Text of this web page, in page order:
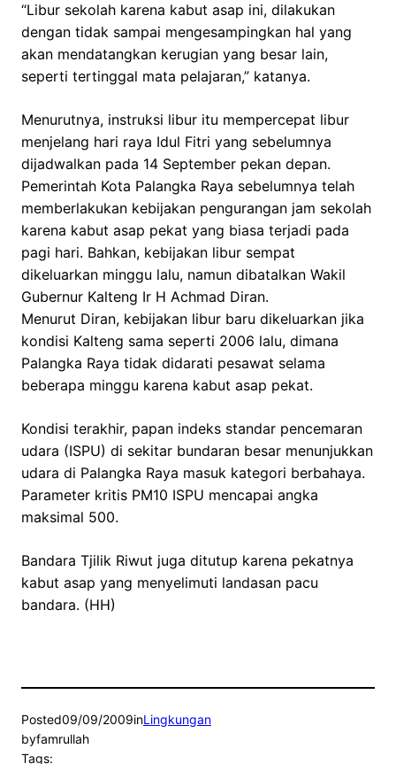
“Libur sekolah karena kabut asap ini, dilakukan
dengan tidak sampai mengesampingkan hal yang
akan mendatangkan kerugian yang besar lain,
seperti tertinggal mata pelajaran,” katanya.
Menurutnya, instruksi libur itu mempercepat libur
menjelang hari raya Idul Fitri yang sebelumnya
dijadwalkan pada 14 September pekan depan.
Pemerintah Kota Palangka Raya sebelumnya telah
memberlakukan kebijakan pengurangan jam sekolah
karena kabut asap pekat yang biasa terjadi pada
pagi hari. Bahkan, kebijakan libur sempat
dikeluarkan minggu lalu, namun dibatalkan Wakil
Gubernur Kalteng Ir H Achmad Diran.
Menurut Diran, kebijakan libur baru dikeluarkan jika
kondisi Kalteng sama seperti 2006 lalu, dimana
Palangka Raya tidak didarati pesawat selama
beberapa minggu karena kabut asap pekat.
Kondisi terakhir, papan indeks standar pencemaran
udara (ISPU) di sekitar bundaran besar menunjukkan
udara di Palangka Raya masuk kategori berbahaya.
Parameter kritis PM10 ISPU mencapai angka
maksimal 500.
Bandara Tjilik Riwut juga ditutup karena pekatnya
kabut asap yang menyelimuti landasan pacu
bandara. (HH)
Posted09/09/2009inLingkungan
byfamrullah
Tags: